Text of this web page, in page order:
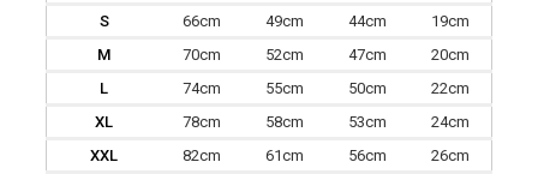
S
66cm 49cm 44cm
19cm
M
70cm 52cm 47cm
20cm
L
74cm 55cm 50cm
22cm
XL
78cm 58cm 53cm
24cm
XXL
82cm 61cm 56cm 26cm